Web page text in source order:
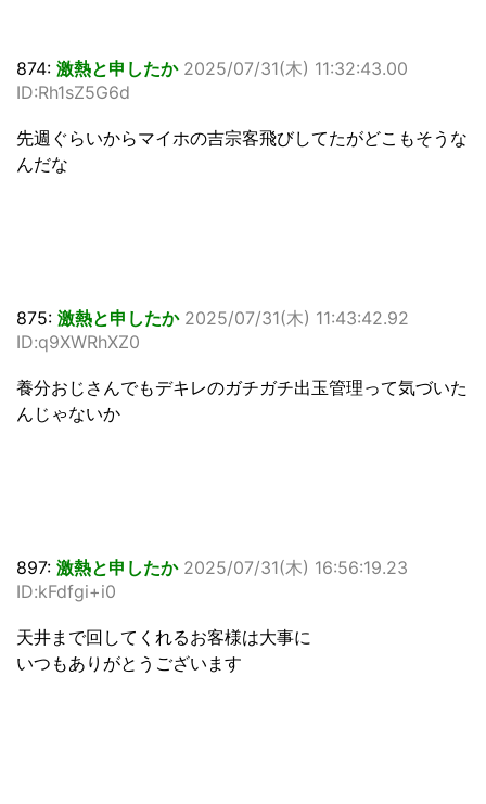
874: 激熱と申したか 2025/07/31(木) 11:32:43.00
ID:Rh1sZ5G6d
先週ぐらいからマイホの吉宗客飛びしてたがどこもそうな
んだな
875: 激熱と申したか 2025/07/31(木) 11:43:42.92
ID:q9XWRhXZ0
養分おじさんでもデキレのガチガチ出玉管理って気づいた
んじゃないか
897: 激熱と申したか 2025/07/31(木) 16:56:19.23
ID:kFdfgi+i0
天井まで回してくれるお客様は大事に
いつもありがとうございます